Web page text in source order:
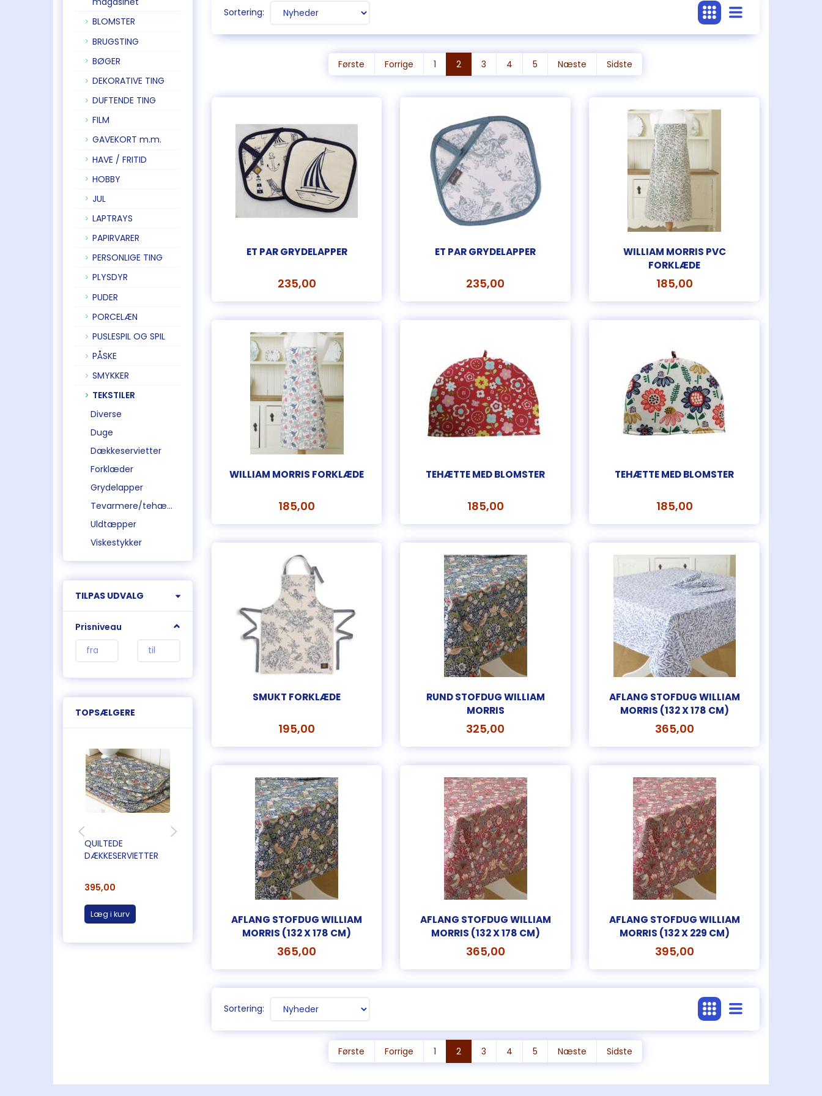
BLOMSTER
BRUGSTING
BØGER
DEKORATIVE TING
DUFTENDE TING
FILM
GAVEKORT m.m.
HAVE / FRITID
HOBBY
JUL
LAPTRAYS
PAPIRVARER
PERSONLIGE TING
PLYSDYR
PUDER
PORCELÆN
PUSLESPIL OG SPIL
PÅSKE
SMYKKER
TEKSTILER
Diverse
Duge
Dækkeservietter
Forklæder
Grydelapper
Tevarmere/tehætter
Uldtæpper
Viskestykker
TILPAS UDVALG
Prisniveau
TOPSÆLGERE
QUILTEDE
DÆKKESERVIETTER
395,00
Læg i kurv
DÆKKESERVIETTER
Læg i kurv
QUILTEDE
DÆKKESERVIETTER
395,00
Læg i kurv
AFLANG STOFDUG
WILLIAM MORRIS (132
Læg i kurv
GRYDELAP
65,00
Læg i kurv
GRYDELAP
65,00
Læg i kurv
Sortering:
Første Forrige 1 2 3 4 5 Næste Sidste
ET PAR GRYDELAPPER
235,00
ET PAR GRYDELAPPER
235,00
WILLIAM MORRIS PVC
FORKLÆDE
185,00
WILLIAM MORRIS FORKLÆDE
185,00
TEHÆTTE MED BLOMSTER
185,00
TEHÆTTE MED BLOMSTER
185,00
SMUKT FORKLÆDE
195,00
RUND STOFDUG WILLIAM
MORRIS
325,00
AFLANG STOFDUG WILLIAM
MORRIS (132 X 178 CM)
365,00
AFLANG STOFDUG WILLIAM
MORRIS (132 X 178 CM)
365,00
AFLANG STOFDUG WILLIAM
MORRIS (132 X 178 CM)
365,00
AFLANG STOFDUG WILLIAM
MORRIS (132 X 229 CM)
395,00
Sortering:
Første Forrige 1 2 3 4 5 Næste Sidste